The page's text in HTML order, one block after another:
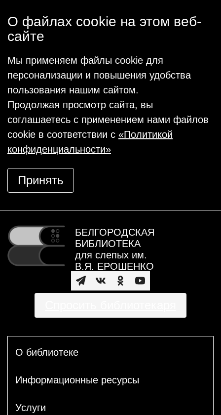
О файлах cookie на этом веб-
сайте
Мы применяем файлы cookie для
персонализации и повышения удобства
пользования нашим сайтом.
Продолжая просмотр сайта, вы
соглашаетесь с применением нами файлов
cookie в соответствии с «Политикой
конфиденциальности»
Принять
БЕЛГОРОДСКАЯ
БИБЛИОТЕКА
для слепых им.
В.Я. ЕРОШЕНКО
О библиотеке
Информационные ресурсы
Услуги